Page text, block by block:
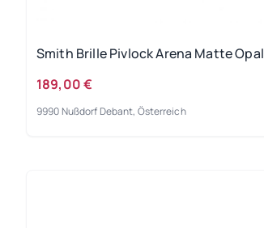
Smith Brille Pivlock Arena Matte Opal
189,00 €
9990 Nußdorf Debant, Österreich